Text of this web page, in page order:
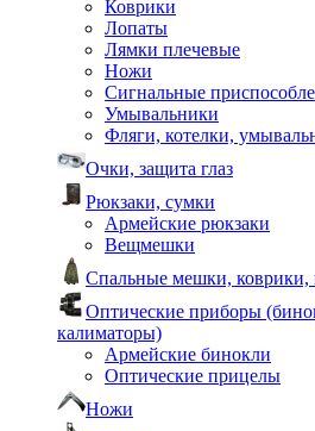
Коврики
Лопаты
Лямки плечевые
Ножи
Сигнальные
Умывальники
Фляги, котелки,
Очки, защита глаз
Рюкзаки, сумки
Армейские рюкзаки
Вещмешки
Спальные мешки, коврики,
Оптические приборы
калиматоры)
Армейские бинокли
Оптические прицелы
Ножи